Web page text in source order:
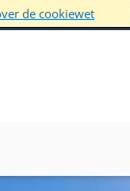
de cookiewet